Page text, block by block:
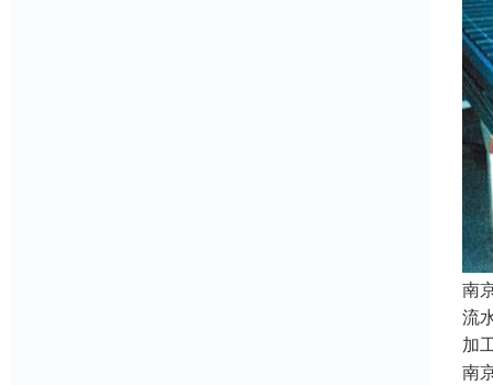
南
流
加
南